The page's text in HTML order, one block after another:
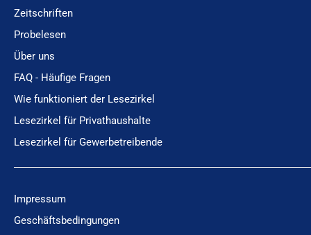
Zeitschriften
Probelesen
Über uns
FAQ - Häufige Fragen
Wie funktioniert der Lesezirkel
Lesezirkel für Privathaushalte
Lesezirkel für Gewerbetreibende
Impressum
Geschäftsbedingungen